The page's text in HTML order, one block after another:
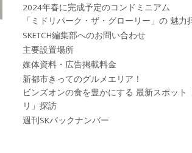
2024年春に完成予定のコンドミニアム
「ミドリパーク・ザ・グローリー」の 魅力
SKETCH編集部へのお問い合わせ
主要設置場所
媒体資料・広告掲載料金
新都市きってのグルメエリア！
ビンズオンの食を豊かにする 最新スポット
リ」探訪
週刊SKバックナンバー